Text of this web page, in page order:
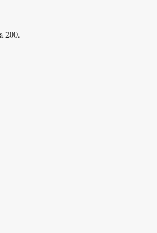
200.